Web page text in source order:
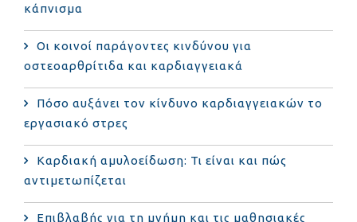
κάπνισμα
Οι κοινοί παράγοντες κινδύνου για
οστεοαρθρίτιδα και καρδιαγγειακά
Πόσο αυξάνει τον κίνδυνο καρδιαγγειακών το
εργασιακό στρες
Καρδιακή αμυλοείδωση: Τι είναι και πώς
αντιμετωπίζεται
Επιβλαβής για τη μνήμη και τις μαθησιακές